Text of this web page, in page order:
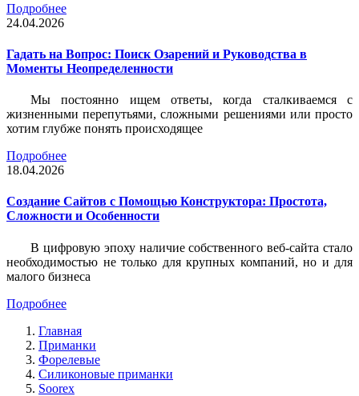
Подробнее
24.04.2026
Гадать на Вопрос: Поиск Озарений и Руководства в
Моменты Неопределенности
Мы постоянно ищем ответы, когда сталкиваемся с
жизненными перепутьями, сложными решениями или просто
хотим глубже понять происходящее
Подробнее
18.04.2026
Создание Сайтов с Помощью Конструктора: Простота,
Сложности и Особенности
В цифровую эпоху наличие собственного веб-сайта стало
необходимостью не только для крупных компаний, но и для
малого бизнеса
Подробнее
Главная
Приманки
Форелевые
Силиконовые приманки
Soorex